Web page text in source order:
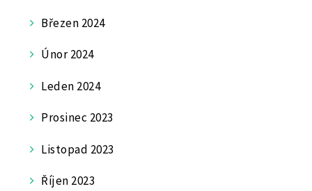
Březen 2024
Únor 2024
Leden 2024
Prosinec 2023
Listopad 2023
Říjen 2023